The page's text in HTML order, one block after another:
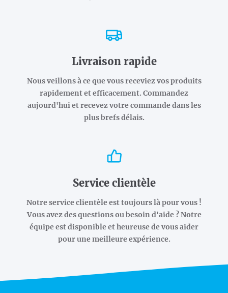
Livraison rapide
Nous veillons à ce que vous receviez vos produits
rapidement et efficacement. Commandez
aujourd'hui et recevez votre commande dans les
plus brefs délais.
Service clientèle
Notre service clientèle est toujours là pour vous !
Vous avez des questions ou besoin d'aide ? Notre
équipe est disponible et heureuse de vous aider
pour une meilleure expérience.